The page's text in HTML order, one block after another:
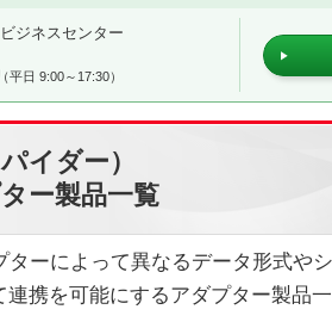
ジネスセンター
平日 9:00～17:30）
イダー）
ー製品一覧
ターによって異なるデータ形式や
携を可能にするアダプター製品一